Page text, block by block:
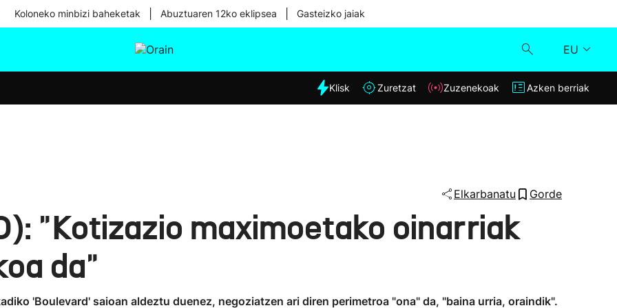
Koloneko minbizi baheketak Abuztuaren 12ko eklipsea Gasteizko jaiak
EU
Eguraldia
Klisk
Klisk Zuretzat Zuzenekoak Azken berriak
Elkarbanatu Gorde
"Kotizazio maximoetako oinarriak
da"
'Boulevard' saioan aldeztu duenez, negoziatzen ari diren perimetroa "ona" da, "baina urria, oraindik".